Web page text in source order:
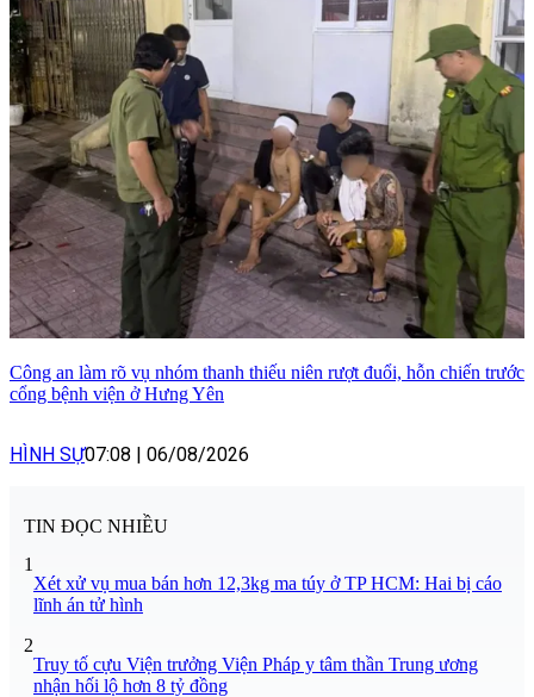
Công an làm rõ vụ nhóm thanh thiếu niên rượt đuổi, hỗn chiến trước
cổng bệnh viện ở Hưng Yên
HÌNH SỰ07:08 | 06/08/2026
TIN ĐỌC NHIỀU
1
Xét xử vụ mua bán hơn 12,3kg ma túy ở TP HCM: Hai bị cáo
lĩnh án tử hình
2
Truy tố cựu Viện trưởng Viện Pháp y tâm thần Trung ương
nhận hối lộ hơn 8 tỷ đồng